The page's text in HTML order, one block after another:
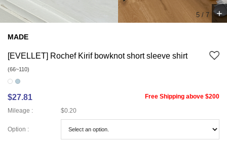
5 / 7 +
MADE
[EVELLET] Rochef Kirif bowknot short sleeve shirt
(66~110)
$27.81
Free Shipping above $200
Mileage :
$0.20
Option :